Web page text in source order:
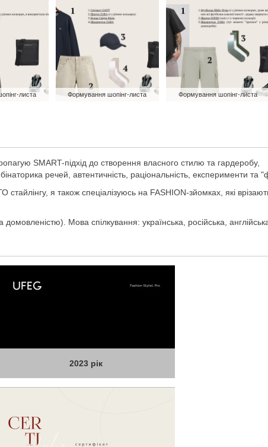
листа Формування шопінг-листа Формування шопінг-листа
SMART-підхід до створення власного стилю та гардеробу,
речей, автентичність, раціональність, експерименти та
я також спеціалізуюсь на FASHION-зйомках, які
Мова спілкування: українська, російська,
2023 рік